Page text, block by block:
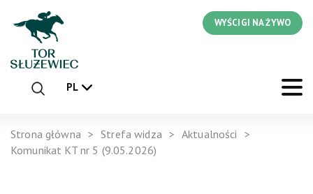
WYŚCIGI NA ŻYWO
PL
Strona główna Strefa widza
Aktualności
Komunikat KT nr 5 (9.05.2026)